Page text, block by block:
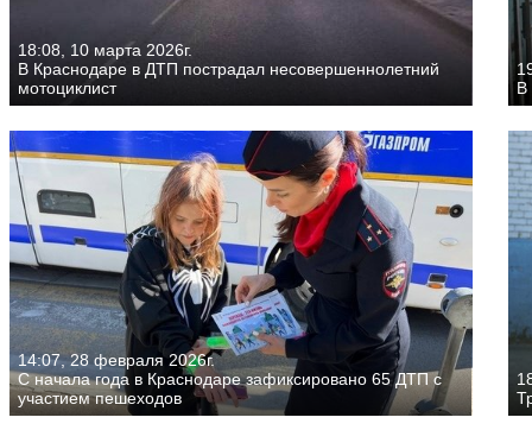
18:08, 10 марта 2026г.
В Краснодаре в ДТП пострадал несовершеннолетний
мотоциклист
В
14:07, 28 февраля 2026г.
С начала года в Краснодаре зафиксировано 65 ДТП с
участием пешеходов